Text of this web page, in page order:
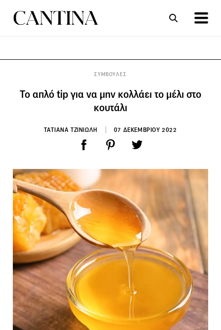
ΣΥΜΒΟΥΛΕΣ
Το απλό tip για να μην κολλάει το μέλι στο
κουτάλι
ΤΑΤΙΑΝΑ ΤΖΙΝΙΩΛΗ 07 ΔΕΚΕΜΒΡΙΟΥ 2022